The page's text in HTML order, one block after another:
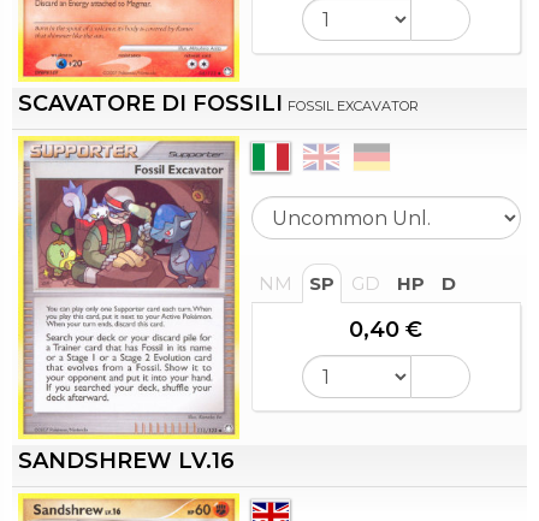
SCAVATORE DI FOSSILI FOSSIL EXCAVATOR
NM SP GD HP D
0,40 €
SANDSHREW LV.16